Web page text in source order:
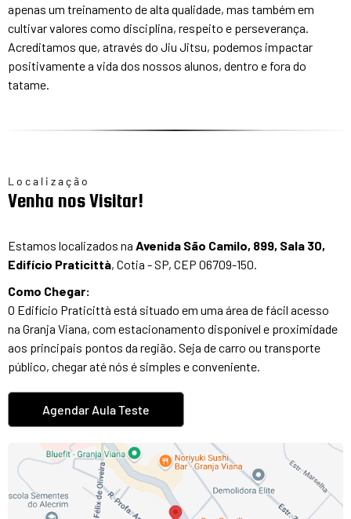
apenas um treinamento de alta qualidade, mas também em
cultivar valores como disciplina, respeito e perseverança.
Acreditamos que, através do Jiu Jitsu, podemos impactar
positivamente a vida dos nossos alunos, dentro e fora do
tatame.
Localização
Venha nos Visitar!
Estamos localizados na Avenida São Camilo, 899, Sala 30,
Edifício Praticittà, Cotia - SP, CEP 06709-150.
Como Chegar:
O Edifício Praticittà está situado em uma área de fácil acesso
na Granja Viana, com estacionamento disponível e proximidade
aos principais pontos da região. Seja de carro ou transporte
público, chegar até nós é simples e conveniente.
Agendar Aula Teste